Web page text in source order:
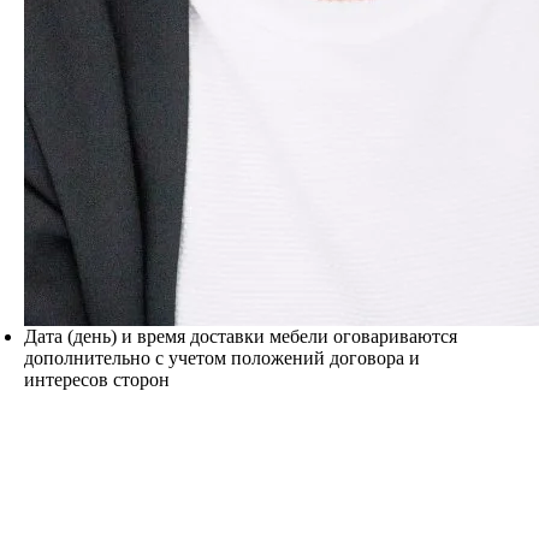
Дата (день) и время доставки мебели оговариваются
дополнительно с учетом положений договора и
интересов сторон